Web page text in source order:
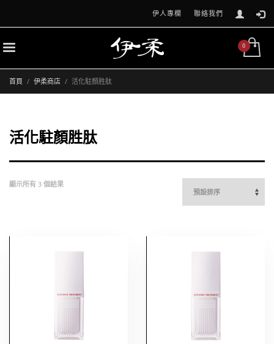
伊人專欄 聯絡我們
首頁 伊柔商店 活化駐顏胜肽
活化駐顏胜肽
顯示所有 3 個結果